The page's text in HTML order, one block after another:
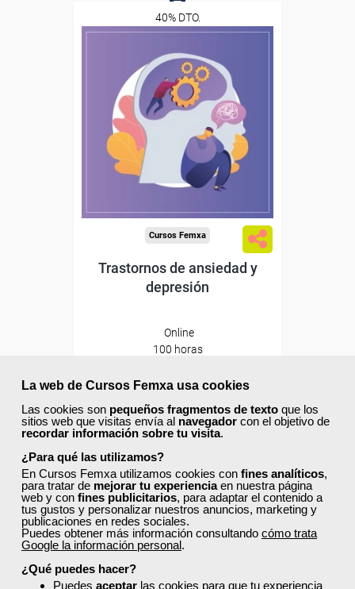
La web de Cursos Femxa usa cookies
Las cookies son pequeños fragmentos de texto que los
sitios web que visitas envía al navegador con el objetivo de
recordar información sobre tu visita.
¿Para qué las utilizamos?
En Cursos Femxa utilizamos cookies con fines analíticos,
para tratar de mejorar tu experienciaen nuestra página
web y con fines publicitarios, para adaptar el contenido a
tus gustos y personalizar nuestros anuncios, marketing y
publicaciones en redes sociales.
Puedes obtener más información consultando cómo trata
Google la información personal.
¿Qué puedes hacer?
Puedes aceptar las cookies para que tu experiencia
0
40% DTO.
Descuentos especiales
Sin requisitos de acceso
Diploma
Compra segura
Cursos Femxa
Trastornos de ansiedad y
depresión
Online
100 horas
0
40% DTO.
Descuentos especiales
Sin requisitos de acceso